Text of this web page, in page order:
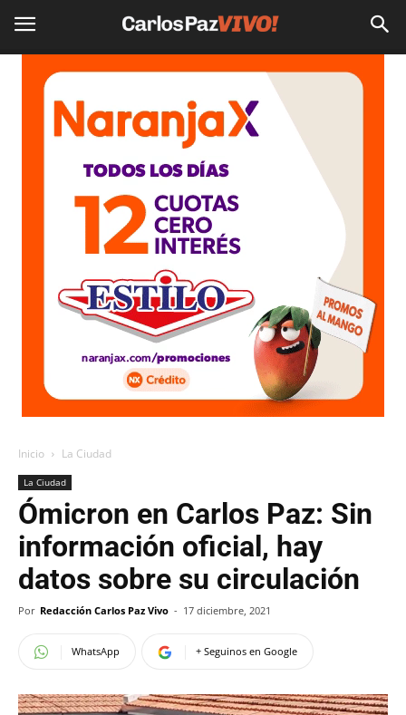
Inicio La Ciudad
La Ciudad
Ómicron en Carlos Paz: Sin
información oficial, hay
datos sobre su circulación
Por Redacción Carlos Paz Vivo - 17 diciembre, 2021
WhatsApp + Seguinos en Google